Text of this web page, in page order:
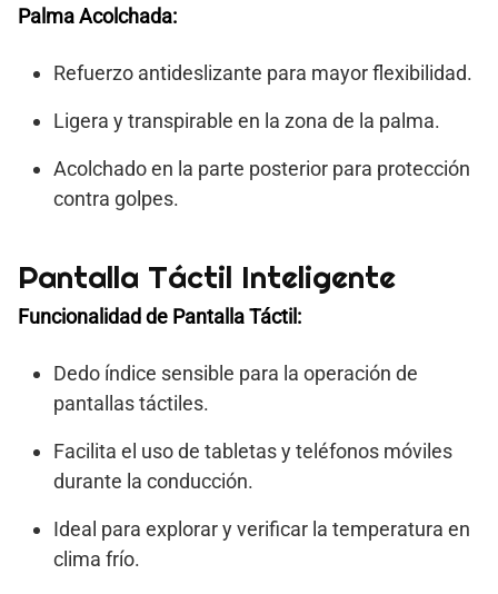
Palma Acolchada:
Refuerzo antideslizante para mayor flexibilidad.
Ligera y transpirable en la zona de la palma.
Acolchado en la parte posterior para protección
contra golpes.
Pantalla Táctil Inteligente
Funcionalidad de Pantalla Táctil:
Dedo índice sensible para la operación de
pantallas táctiles.
Facilita el uso de tabletas y teléfonos móviles
durante la conducción.
Ideal para explorar y verificar la temperatura en
clima frío.